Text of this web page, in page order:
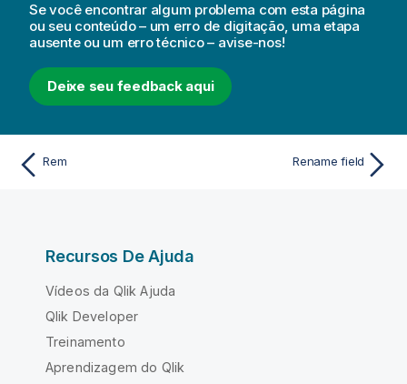
Se você encontrar algum problema com esta página
ou seu conteúdo – um erro de digitação, uma etapa
ausente ou um erro técnico – avise-nos!
Deixe seu feedback aqui
Rem Rename field
Recursos De Ajuda
Vídeos da Qlik Ajuda
Qlik Developer
Treinamento
Aprendizagem do Qlik